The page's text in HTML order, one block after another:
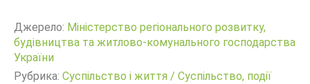
Джерело: Міністерство регіонального розвитку,
будівництва та житлово-комунального господарства
України
Рубрика: Суспільство і життя / Суспільство, події